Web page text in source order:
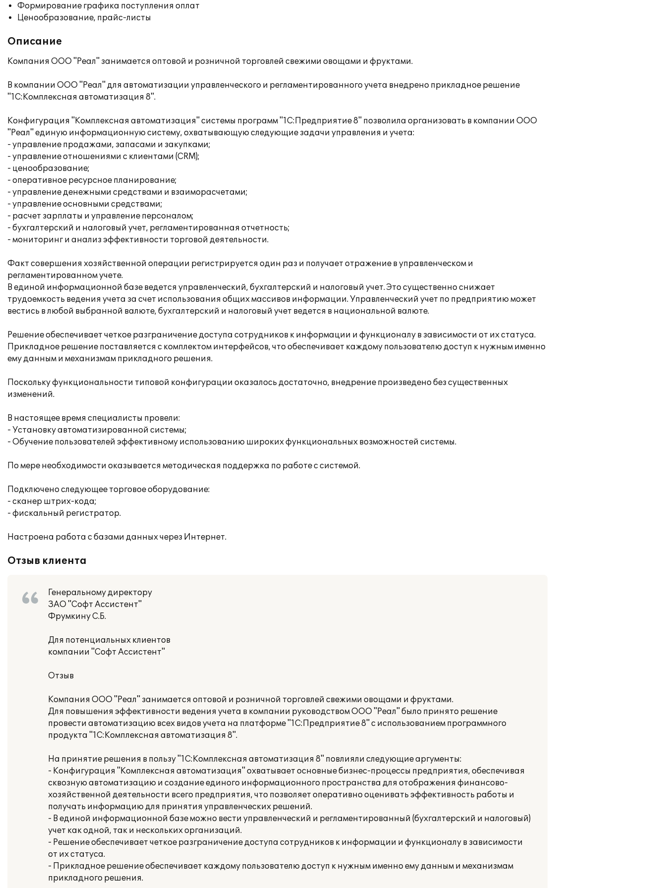
Формирование графика поступления оплат
Ценообразование, прайс-листы
Описание
Компания ООО "Реал" занимается оптовой и розничной торговлей свежими овощами и фруктами.
В компании ООО "Реал" для автоматизации управленческого и регламентированного учета внедрено прикладное решение
"1С:Комплексная автоматизация 8".
Конфигурация "Комплексная автоматизация" системы программ "1С:Предприятие 8" позволила организовать в компании ООО
"Реал" единую информационную систему, охватывающую следующие задачи управления и учета:
- управление продажами, запасами и закупками;
- управление отношениями с клиентами (CRM);
- ценообразование;
- оперативное ресурсное планирование;
- управление денежными средствами и взаиморасчетами;
- управление основными средствами;
- расчет зарплаты и управление персоналом;
- бухгалтерский и налоговый учет, регламентированная отчетность;
- мониторинг и анализ эффективности торговой деятельности.
Факт совершения хозяйственной операции регистрируется один раз и получает отражение в управленческом и
регламентированном учете.
В единой информационной базе ведется управленческий, бухгалтерский и налоговый учет. Это существенно снижает
трудоемкость ведения учета за счет использования общих массивов информации. Управленческий учет по предприятию может
вестись в любой выбранной валюте, бухгалтерский и налоговый учет ведется в национальной валюте.
Решение обеспечивает четкое разграничение доступа сотрудников к информации и функционалу в зависимости от их статуса.
Прикладное решение поставляется с комплектом интерфейсов, что обеспечивает каждому пользователю доступ к нужным именно
ему данным и механизмам прикладного решения.
Поскольку функциональности типовой конфигурации оказалось достаточно, внедрение произведено без существенных
изменений.
В настоящее время специалисты провели:
- Установку автоматизированной системы;
- Обучение пользователей эффективному использованию широких функциональных возможностей системы.
По мере необходимости оказывается методическая поддержка по работе с системой.
Подключено следующее торговое оборудование:
- сканер штрих-кода;
- фискальный регистратор.
Настроена работа с базами данных через Интернет.
Отзыв клиента
Генеральному директору
ЗАО "Софт Ассистент"
Фрумкину С.Б.
Для потенциальных клиентов
компании "Софт Ассистент"
Отзыв
Компания ООО "Реал" занимается оптовой и розничной торговлей свежими овощами и фруктами.
Для повышения эффективности ведения учета в компании руководством ООО "Реал" было принято решение
провести автоматизацию всех видов учета на платформе "1C:Предприятие 8" с использованием программного
продукта "1С:Комплексная автоматизация 8".
На принятие решения в пользу "1С:Комплексная автоматизация 8" повлияли следующие аргументы:
- Конфигурация "Комплексная автоматизация" охватывает основные бизнес-процессы предприятия, обеспечивая
сквозную автоматизацию и создание единого информационного пространства для отображения финансово-
хозяйственной деятельности всего предприятия, что позволяет оперативно оценивать эффективность работы и
получать информацию для принятия управленческих решений.
- В единой информационной базе можно вести управленческий и регламентированный (бухгалтерский и налоговый)
учет как одной, так и нескольких организаций.
- Решение обеспечивает четкое разграничение доступа сотрудников к информации и функционалу в зависимости
от их статуса.
- Прикладное решение обеспечивает каждому пользователю доступ к нужным именно ему данным и механизмам
прикладного решения.